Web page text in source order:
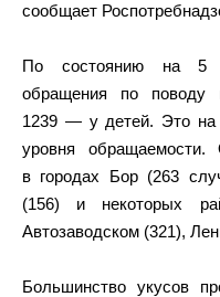
сообщает
По состоянию на 5
обращения по поводу
1239 — у детей. Это на
уровня обращаемости.
в городах Бор (263
(156) и некоторых
Автозаводском (321),
Большинство укусов